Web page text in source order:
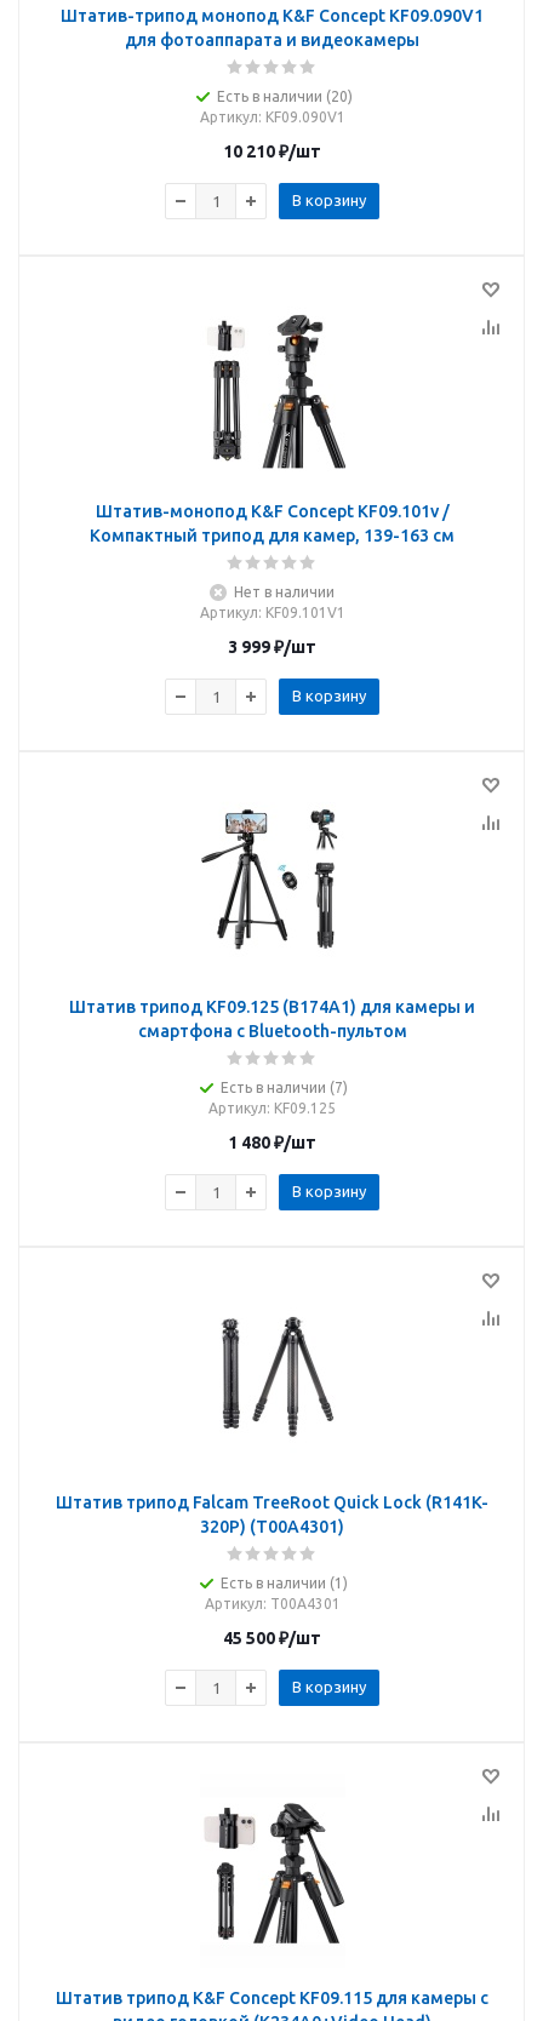
Штатив-трипод монопод K&F Concept KF09.090V1
для фотоаппарата и видеокамеры
Есть в наличии (20)
Артикул: KF09.090V1
10 210₽/шт
В корзину
Штатив-монопод K&F Concept KF09.101v /
Компактный трипод для камер, 139-163 см
Нет в наличии
Артикул: KF09.101V1
3 999₽/шт
В корзину
Штатив трипод KF09.125 (B174A1) для камеры и
смартфона с Bluetooth-пультом
Есть в наличии (7)
Артикул: KF09.125
1 480₽/шт
В корзину
Штатив трипод Falcam TreeRoot Quick Lock (R141K-
320P) (T00A4301)
Есть в наличии (1)
Артикул: T00A4301
45 500₽/шт
В корзину
Штатив трипод K&F Concept KF09.115 для камеры с